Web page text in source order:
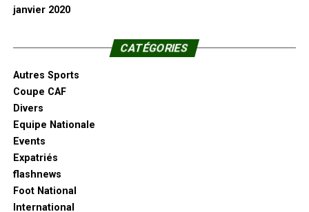
janvier 2020
CATÉGORIES
Autres Sports
Coupe CAF
Divers
Equipe Nationale
Events
Expatriés
flashnews
Foot National
International